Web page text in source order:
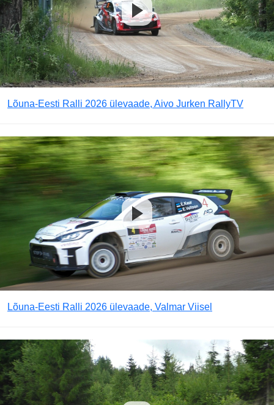
Lõuna-Eesti Ralli 2026 ülevaade, Aivo Jurken RallyTV
Lõuna-Eesti Ralli 2026 ülevaade, Valmar Viisel